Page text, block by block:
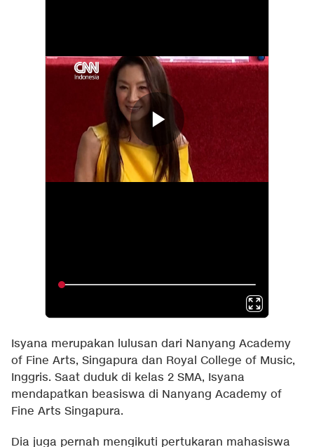
Isyana merupakan lulusan dari Nanyang Academy
of Fine Arts, Singapura dan Royal College of Music,
Inggris. Saat duduk di kelas 2 SMA, Isyana
mendapatkan beasiswa di Nanyang Academy of
Fine Arts Singapura.
Dia juga pernah mengikuti pertukaran mahasiswa